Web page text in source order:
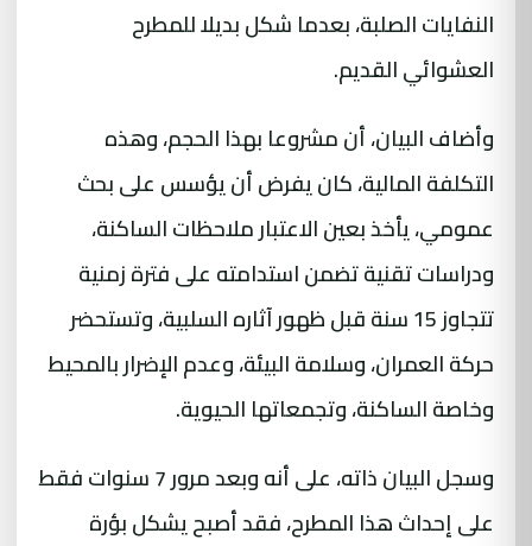
النفايات الصلبة، بعدما شكل بديلا للمطرح
العشوائي القديم.
وأضاف البيان، أن مشروعا بهذا الحجم، وهذه
التكلفة المالية، كان يفرض أن يؤسس على بحث
عمومي، يأخذ بعين الاعتبار ملاحظات الساكنة،
ودراسات تقنية تضمن استدامته على فترة زمنية
تتجاوز 15 سنة قبل ظهور آثاره السلبية، وتستحضر
حركة العمران، وسلامة البيئة، وعدم الإضرار بالمحيط
وخاصة الساكنة، وتجمعاتها الحيوية.
وسجل البيان ذاته، على أنه وبعد مرور 7 سنوات فقط
على إحداث هذا المطرح، فقد أصبح يشكل بؤرة